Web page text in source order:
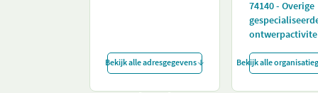
Bekijk alle adresgegevens
74140 - Overige
Bekijk alle